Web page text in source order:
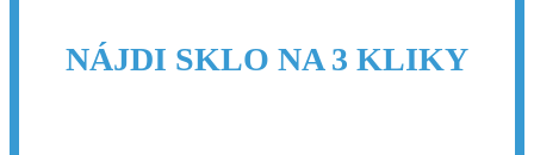
NÁJDI SKLO NA 3 KLIKY